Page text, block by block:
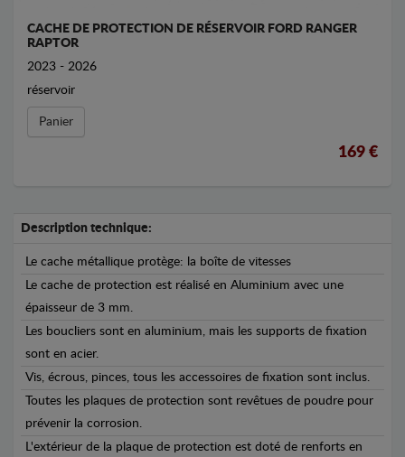
CACHE DE PROTECTION DE RÉSERVOIR FORD RANGER
RAPTOR
2023 - 2026
réservoir
Panier
169 €
Description technique:
Le cache métallique protège: la boîte de vitesses
Le cache de protection est réalisé en Aluminium avec une
épaisseur de 3 mm.
Les boucliers sont en aluminium, mais les supports de fixation
sont en acier.
Vis, écrous, pinces, tous les accessoires de fixation sont inclus.
Toutes les plaques de protection sont revêtues de poudre pour
prévenir la corrosion.
L'extérieur de la plaque de protection est doté de renforts en